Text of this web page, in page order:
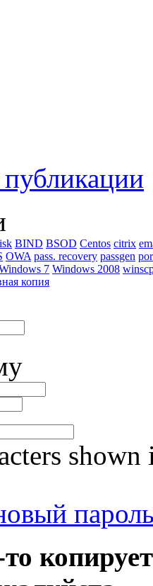
BIND BSOD Centos citrix
OWA pass. recovery passgen
7 Windows 2008
копия
shown